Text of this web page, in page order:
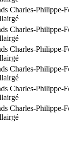
Charles-Philippe-
Charles-Philippe-
Charles-Philippe-
Charles-Philippe-
Charles-Philippe-
Charles-Philippe-